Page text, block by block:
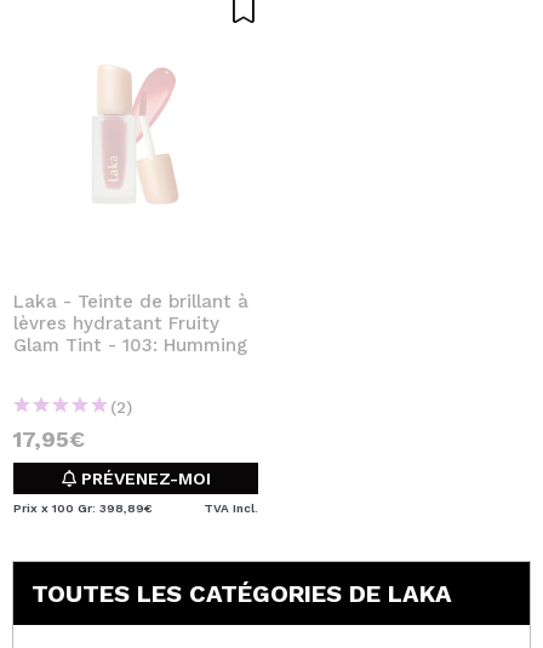
Laka - Teinte de brillant à
lèvres hydratant Fruity
Glam Tint - 103: Humming
(2)
17,95€
PRÉVENEZ-MOI
Prix x 100 Gr: 398,89€ TVA Incl.
TOUTES LES CATÉGORIES DE LAKA